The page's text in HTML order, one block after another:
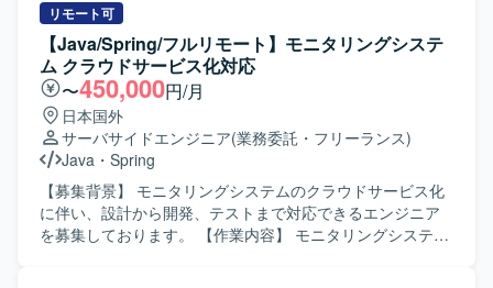
実務的に高めることができます。クラウド基盤更改に伴う
既存資産の移行やPoC後の改修に携わることで、基盤更改
プロジェクトの流れやトラブルシュートのノウハウも習得
していただけます。 【開発環境】 Java／Springを用いた書
店返品WEBシステムの既存環境上での開発および改修作業
を行っていただきます。帳票テンプレート改修やWARデプ
ロイ、テスト工程などを通じて、既存アプリケーションの
保守開発に近い環境で作業していただきます。
テスト、結合テストまで一貫して対応いただく想定です。
参画後の状況やスキル・ご経験に応じて、他案件の開発支
援をご担当いただく可能性があります。 【求める人物像】
仕様や既存コードを主体的に読み解きながら、自走して開
発を進められる方を求めております。 チームメンバーと円
滑にコミュニケーションを取りながら、品質向上に主体的
に取り組んでいただける方が望ましいです。 【ポジション
の魅力】 ECサイトの開発支援を通じて、詳細設計からテス
トまで一連の工程に携わることができます。 既存機能の改
修や品質改善対応を経験することで、設計力や問題解決力
を高めていただけます。 【開発環境】 JavaおよびSpring
リモート可
【Java/Spring/フルリモート】モニタリングシステ
ム クラウドサービス化対応
〜450,000円/月
日本国外
サーバサイドエンジニア(業務委託・フリーランス)
Java ・ Spring
【募集背景】 モニタリングシステムのクラウドサービス化
に伴い、設計から開発、テストまで対応できるエンジニア
を募集しております。 【作業内容】 モニタリングシステム